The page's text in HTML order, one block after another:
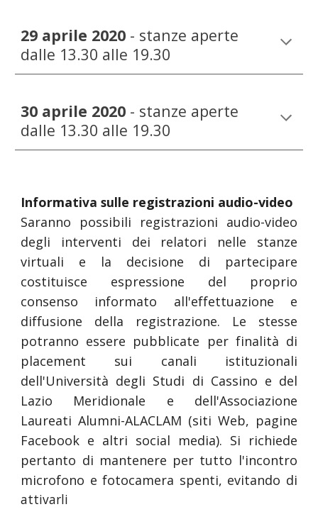
29 aprile 2020 - stanze aperte
dalle 13.30 alle 19.30
30 aprile 2020 - stanze aperte
dalle 13.30 alle 19.30
Informativa sulle registrazioni audio-video
Saranno possibili registrazioni audio-video
degli interventi dei relatori nelle stanze
virtuali e la decisione di partecipare
costituisce espressione del proprio
consenso informato all'effettuazione e
diffusione della registrazione. Le stesse
potranno essere pubblicate per finalità di
placement sui canali istituzionali
dell'Università degli Studi di Cassino e del
Lazio Meridionale e dell'Associazione
Laureati Alumni-ALACLAM (siti Web, pagine
Facebook e altri social media). Si richiede
pertanto di mantenere per tutto l'incontro
microfono e fotocamera spenti, evitando di
attivarli